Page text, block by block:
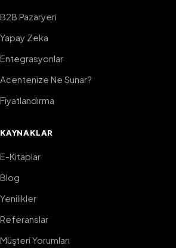
B2B Pazaryeri
Yapay Zeka
Entegrasyonlar
Acentenize Ne Sunar?
Fiyatlandırma
KAYNAKLAR
E-Kitaplar
Blog
Yenilikler
Referanslar
Müşteri Yorumları